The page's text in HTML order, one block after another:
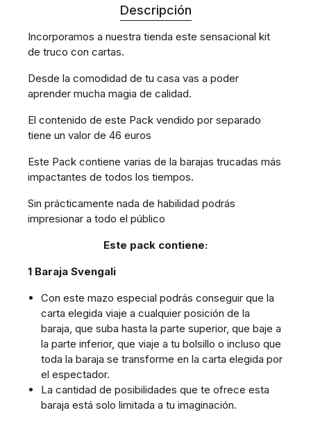
Descripción
Incorporamos a nuestra tienda este sensacional kit
de truco con cartas.
Desde la comodidad de tu casa vas a poder
aprender mucha magia de calidad.
El contenido de este Pack vendido por separado
tiene un valor de 46 euros
Este Pack contiene varias de la barajas trucadas más
impactantes de todos los tiempos.
Sin prácticamente nada de habilidad podrás
impresionar a todo el público
Este pack contiene:
1 Baraja Svengali
Con este mazo especial podrás conseguir que la
carta elegida viaje a cualquier posición de la
baraja, que suba hasta la parte superior, que baje a
la parte inferior, que viaje a tu bolsillo o incluso que
toda la baraja se transforme en la carta elegida por
el espectador.
La cantidad de posibilidades que te ofrece esta
baraja está solo limitada a tu imaginación.